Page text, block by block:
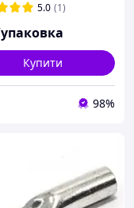
5.0 (1)
Купити
98%